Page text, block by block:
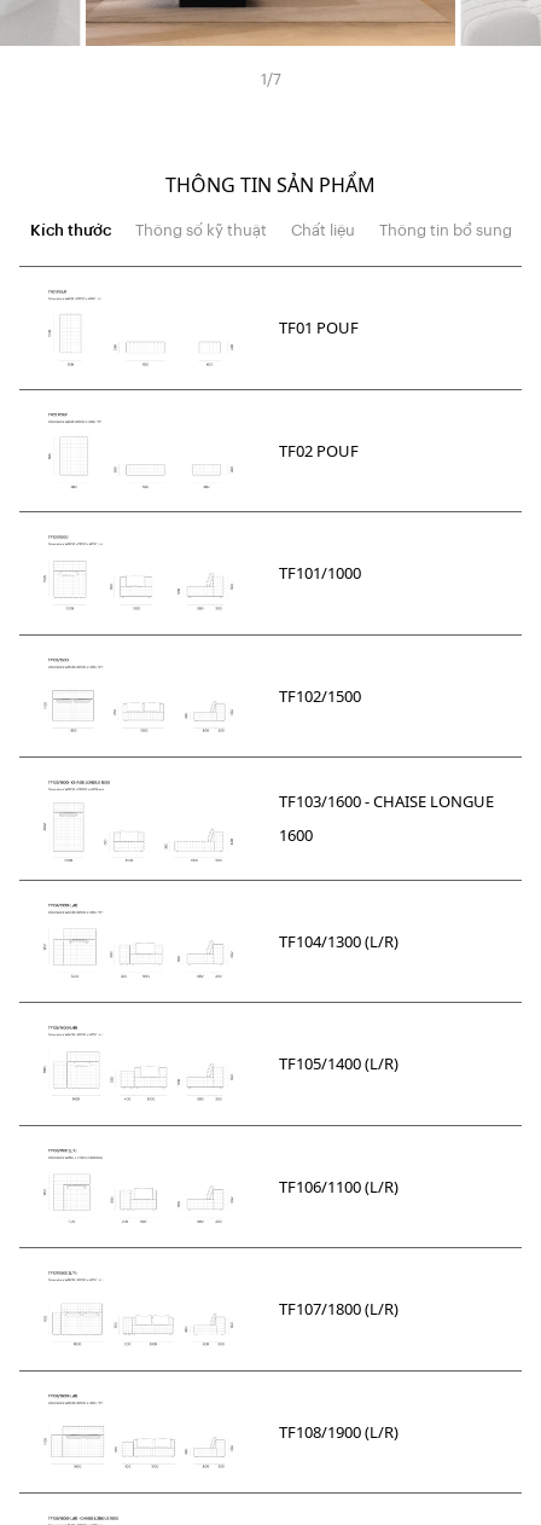
1/7
THÔNG TIN SẢN PHẨM
Kích thước Thông số kỹ thuật Chất liệu Thông tin bổ sung
TF01 POUF
TF02 POUF
TF101/1000
TF102/1500
TF103/1600 - CHAISE LONGUE
1600
TF104/1300 (L/R)
TF105/1400 (L/R)
TF106/1100 (L/R)
TF107/1800 (L/R)
TF108/1900 (L/R)